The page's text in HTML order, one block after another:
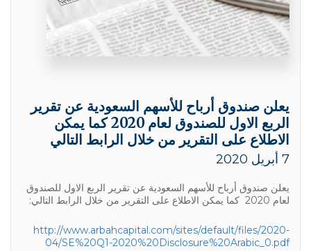
يعلن صندوق أرباح للأسهم السعودية عن تقرير
الربع الاول للصندوق لعام 2020 كما يمكن
الاطلاع على التقرير من خلال الرابط التالي
7 أبريل 2020
يعلن صندوق أرباح للأسهم السعودية عن تقرير الربع الاول للصندوق
لعام 2020 كما يمكن الاطلاع على التقرير من خلال الرابط التالي:
http://www.arbahcapital.com/sites/default/files/2020-
04/SE%20Q1-2020%20Disclosure%20Arabic_0.pdf